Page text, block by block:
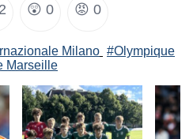
2 😲 0 😡 0
Milano #Olympique
Marseille